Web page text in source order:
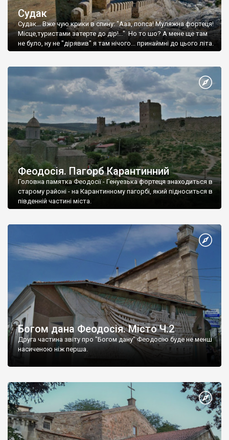
Судак
Судак... Вже чую крики в спину: "Ааа, попса! Муляжна фортеця!
Місце,туристами затерте до дір!..." Но то шо? А мене ще там
не було, ну не "дірявив" я там нічого... принаймні до цього літа.
Феодосія. Пагорб Карантинний
Головна памятка Феодосії - Генуезька фортеця знаходиться в
старому районі - на Карантинному пагорбі, який підноситься в
південній частині міста.
Богом дана Феодосія. Місто Ч.2
Друга частина звіту про "Богом дану" Феодосію буде не менш
насиченою ніж перша.